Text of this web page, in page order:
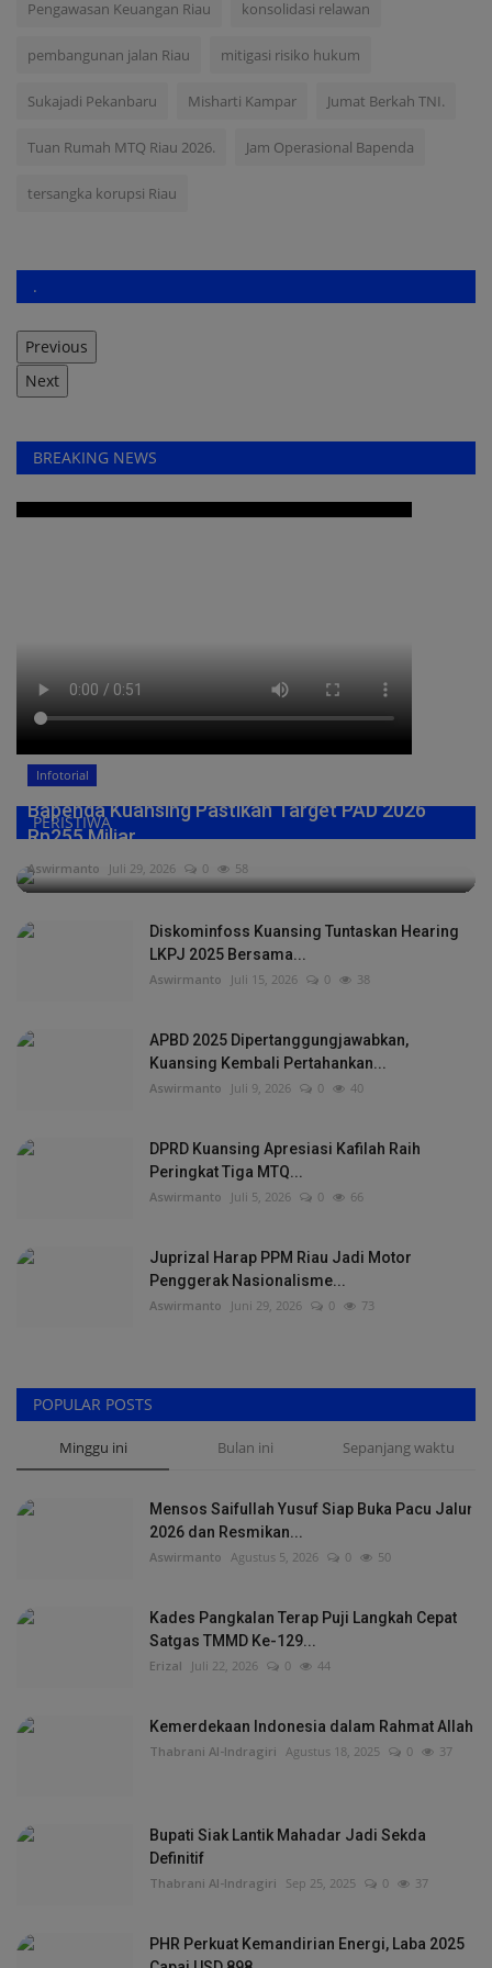
Pengawasan Keuangan Riau konsolidasi relawan
pembangunan jalan Riau mitigasi risiko hukum
Sukajadi Pekanbaru Misharti Kampar Jumat Berkah TNI.
Tuan Rumah MTQ Riau 2026. Jam Operasional Bapenda
tersangka korupsi Riau
.
Previous
Next
BREAKING NEWS
PERISTIWA
Infotorial
Bapenda Kuansing Pastikan Target PAD 2026
Rp255 Miliar,...
Aswirmanto Juli 29, 2026 0 58
Diskominfoss Kuansing Tuntaskan Hearing
LKPJ 2025 Bersama...
Aswirmanto Juli 15, 2026 0 38
APBD 2025 Dipertanggungjawabkan,
Kuansing Kembali Pertahankan...
Aswirmanto Juli 9, 2026 0 40
DPRD Kuansing Apresiasi Kafilah Raih
Peringkat Tiga MTQ...
Aswirmanto Juli 5, 2026 0 66
Juprizal Harap PPM Riau Jadi Motor
Penggerak Nasionalisme...
Aswirmanto Juni 29, 2026 0 73
POPULAR POSTS
Minggu ini Bulan ini Sepanjang waktu
Mensos Saifullah Yusuf Siap Buka Pacu Jalur
2026 dan Resmikan...
Aswirmanto Agustus 5, 2026 0 50
Kades Pangkalan Terap Puji Langkah Cepat
Satgas TMMD Ke-129...
Erizal Juli 22, 2026 0 44
Kemerdekaan Indonesia dalam Rahmat Allah
Thabrani Al-Indragiri Agustus 18, 2025 0 37
Bupati Siak Lantik Mahadar Jadi Sekda
Definitif
Thabrani Al-Indragiri Sep 25, 2025 0 37
PHR Perkuat Kemandirian Energi, Laba 2025